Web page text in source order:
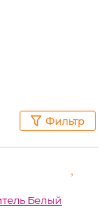
Фильтр